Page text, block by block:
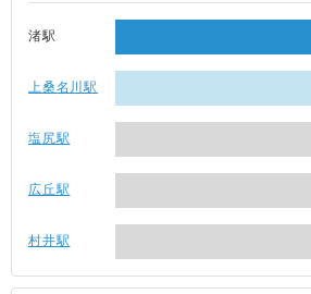
渚駅
上桑名川駅
塩尻駅
広丘駅
村井駅